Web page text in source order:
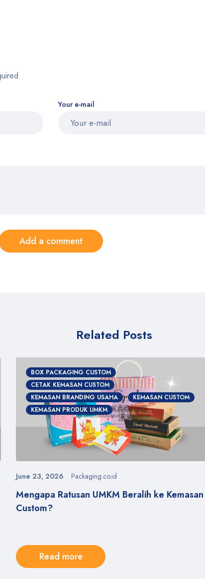
Your e-mail
Add a comment
Related Posts
BOX PACKAGING CUSTOM
CETAK KEMASAN CUSTOM
KEMASAN BRANDING USAHA
KEMASAN CUSTOM
KEMASAN PRODUK UMKM
Mengapa Ratusan UMKM Beralih ke Kemasan
Custom?
June 23, 2026 Packaging.co.id
Read more